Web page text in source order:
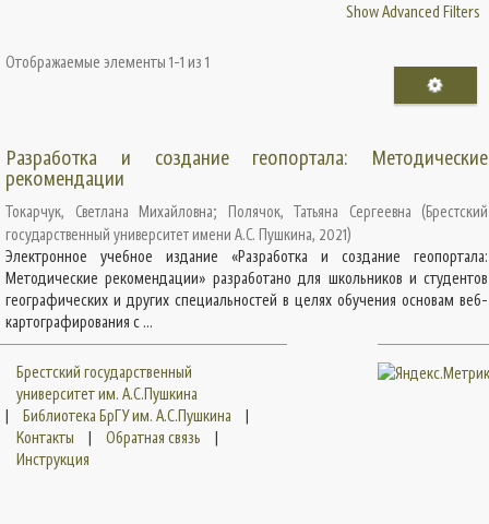
Show Advanced Filters
Отображаемые элементы 1-1 из 1
Разработка и создание геопортала: Методические
рекомендации
Токарчук, Светлана Михайловна; Полячок, Татьяна Сергеевна (Брестский
государственный университет имени А.С. Пушкина, 2021)
Электронное учебное издание «Разработка и создание геопортала:
Методические рекомендации» разработано для школьников и студентов
географических и других специальностей в целях обучения основам веб-
картографирования с ...
Брестский государственный
университет им. А.С.Пушкина
|
Библиотека БрГУ им. А.С.Пушкина
|
Контакты
| Обратная связь
|
Инструкция